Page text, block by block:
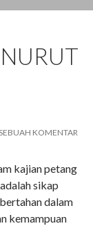
KOMENTAR
kajian petang
sikap
dalam
kemampuan